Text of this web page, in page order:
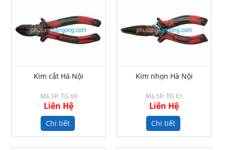
Kìm cắt Hà Nội
Mã SP: TG 60
Liên Hệ
Chi tiết
Kìm nhọn Hà Nội
Mã SP: TG 61
Liên Hệ
Chi tiết